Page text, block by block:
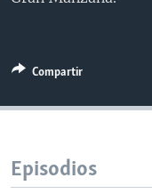
Idiomas
Compartir
Episodios